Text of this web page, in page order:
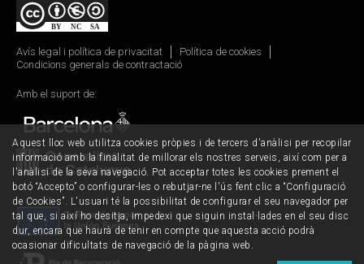
Avís legal i política de privacitat
Política de cookies
Condicions generals de contractació
Amb el suport de:
Aquest lloc web utilitza cookies pròpies i de tercers d'anàlisi per recopilar
informació amb la finalitat de millorar els nostres serveis, així com per a
l'anàlisi de la seva navegació. Pot acceptar totes les cookies prement el
botó “Accepto” o configurar-les o rebutjar-ne l'ús fent clic a “Configuració
de Cookies”. L'usuari té la possibilitat de configurar el seu navegador per
tal que, si així ho desitja, impedexi que siguin instal·lades en el seu disc
dur, encara que haurà de tenir en compte que aquesta acció podrà
ocasionar dificultats de navegació de la pàgina web.